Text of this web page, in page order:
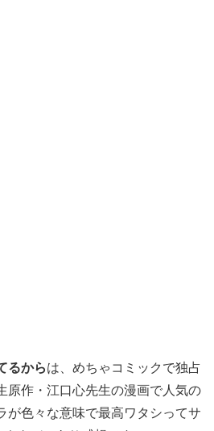
るからは、めちゃコミックで独占
原作・ 江口心先生の漫画で 人気の
が色々な意味で最高ワタシってサ